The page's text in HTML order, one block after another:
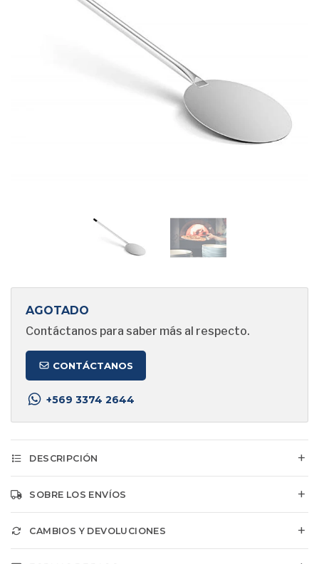
AGOTADO
Contáctanos para saber más al respecto.
CONTÁCTANOS
+569 3374 2644
DESCRIPCIÓN
SOBRE LOS ENVÍOS
CAMBIOS Y DEVOLUCIONES